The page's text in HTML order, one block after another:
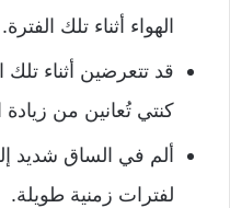
الهواء أثناء تلك الفترة.
قد تتعرضين أثناء تلك
كنتي تُعانين من زيادة
ألم في الساق شديد
لفترات زمنية طويلة.